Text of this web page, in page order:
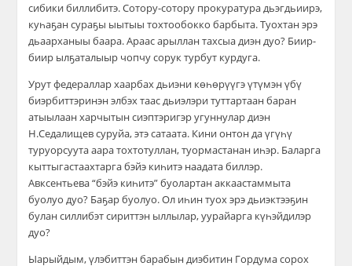
сибики биллибитэ. Сотору-сотору прокуратура дьэгдьиирэ,
куһаҕан сураҕы ыытыы тохтообокко барбыта. Туохтан эрэ
дьаарханыы баара. Араас арыллан тахсыа диэн дуо? Биир-
биир ылҕаталыыр чопчу сорук турбут курдуга.
Урут федераллар хаарбах дьиэни көһөрүүгэ үтүмэн үбү
биэрбиттэринэн элбэх таас дьиэлэри туттартаан баран
атыылаан харчытын сиэптэригэр угуннулар диэн
Н.Седалищев суруйа, этэ сатаата. Кини онтон да үгүһү
туруорсуута аара тохтотуллан, туормастанан иһэр. Баларга
кыттыгастаахтарга бэйэ киһитэ наадата биллэр.
Авксентьева “бэйэ киһитэ” буолартан аккаастаммыта
буолуо дуо? Баҕар буолуо. Ол иһин туох эрэ дьиэктээҕин
булан силлибэт сириттэн ыллылар, уурайарга күһэйдилэр
дуо?
Ыарыйдым, үлэбиттэн барабын диэбитин Гордума сорох